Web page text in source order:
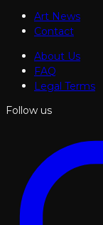
Art News
Contact
About Us
FAQ
Legal Terms
Follow us